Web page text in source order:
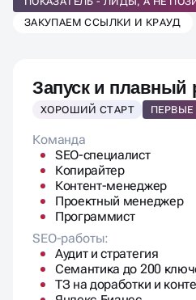
ХОРОШИЙ СТАРТ ПЕРВЫЕ
Команда
Копирайтер
Контент-менеджер
Проектный менеджер
Программист
SEO-работы:
Аудит и стратегия
Семантика до 200
ТЗ на доработки и
Яндекс.Бизнес
До 3х часов